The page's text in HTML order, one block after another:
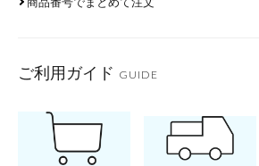
ご利用ガイド GUIDE